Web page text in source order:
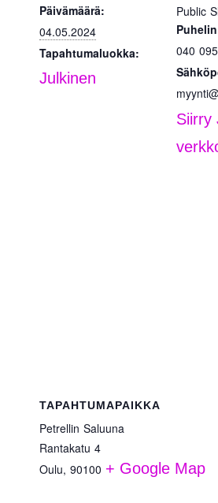
Päivämäärä:
04.05.2024
Tapahtumaluokka:
Julkinen
Public
Puhelin
040
Siirry
TAPAHTUMAPAIKKA
Petrellin Saluuna
Rantakatu 4
Oulu, 90100 + Google Map